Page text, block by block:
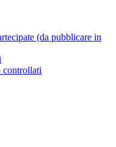
(da pubblicare in